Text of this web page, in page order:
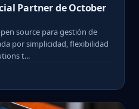
Partner de October
source para gestión de
por simplicidad, flexibilidad
t...